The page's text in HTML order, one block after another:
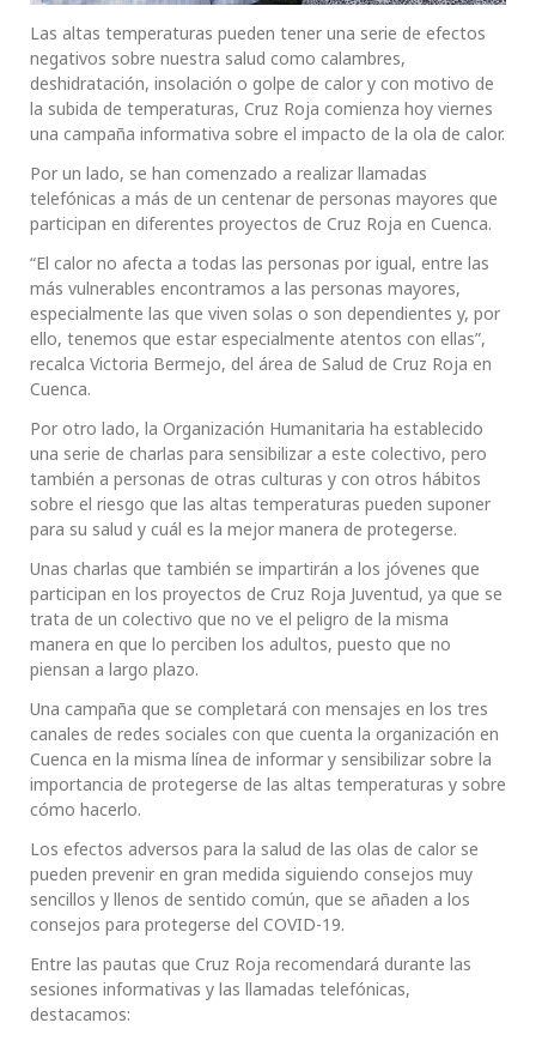
Las altas temperaturas pueden tener una serie de efectos
negativos sobre nuestra salud como calambres,
deshidratación, insolación o golpe de calor y con motivo de
la subida de temperaturas, Cruz Roja comienza hoy viernes
una campaña informativa sobre el impacto de la ola de calor.
Por un lado, se han comenzado a realizar llamadas
telefónicas a más de un centenar de personas mayores que
participan en diferentes proyectos de Cruz Roja en Cuenca.
“El calor no afecta a todas las personas por igual, entre las
más vulnerables encontramos a las personas mayores,
especialmente las que viven solas o son dependientes y, por
ello, tenemos que estar especialmente atentos con ellas”,
recalca Victoria Bermejo, del área de Salud de Cruz Roja en
Cuenca.
Por otro lado, la Organización Humanitaria ha establecido
una serie de charlas para sensibilizar a este colectivo, pero
también a personas de otras culturas y con otros hábitos
sobre el riesgo que las altas temperaturas pueden suponer
para su salud y cuál es la mejor manera de protegerse.
Unas charlas que también se impartirán a los jóvenes que
participan en los proyectos de Cruz Roja Juventud, ya que se
trata de un colectivo que no ve el peligro de la misma
manera en que lo perciben los adultos, puesto que no
piensan a largo plazo.
Una campaña que se completará con mensajes en los tres
canales de redes sociales con que cuenta la organización en
Cuenca en la misma línea de informar y sensibilizar sobre la
importancia de protegerse de las altas temperaturas y sobre
cómo hacerlo.
Los efectos adversos para la salud de las olas de calor se
pueden prevenir en gran medida siguiendo consejos muy
sencillos y llenos de sentido común, que se añaden a los
consejos para protegerse del COVID-19.
Entre las pautas que Cruz Roja recomendará durante las
sesiones informativas y las llamadas telefónicas,
destacamos: